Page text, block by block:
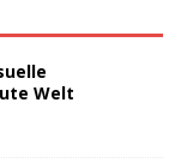
Welt